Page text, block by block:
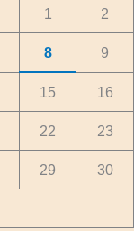
1 2
8 9
15 16
22 23
29 30